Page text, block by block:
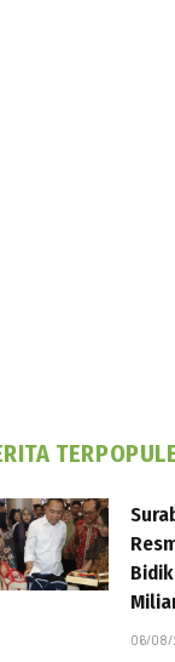
06/08/